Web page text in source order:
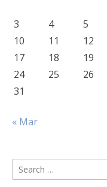
3
4 5
10
11 12
17
18 19
24
25 26
31
« Mar
Search
for: